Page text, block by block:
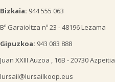
Bizkaia: 944 555 063
Bº Garaioltza nº 23 - 48196 Lezama
Gipuzkoa: 943 083 888
Juan XXIII Auzoa , 16B - 20730 Azpeitia
lursail@lursailkoop.eus